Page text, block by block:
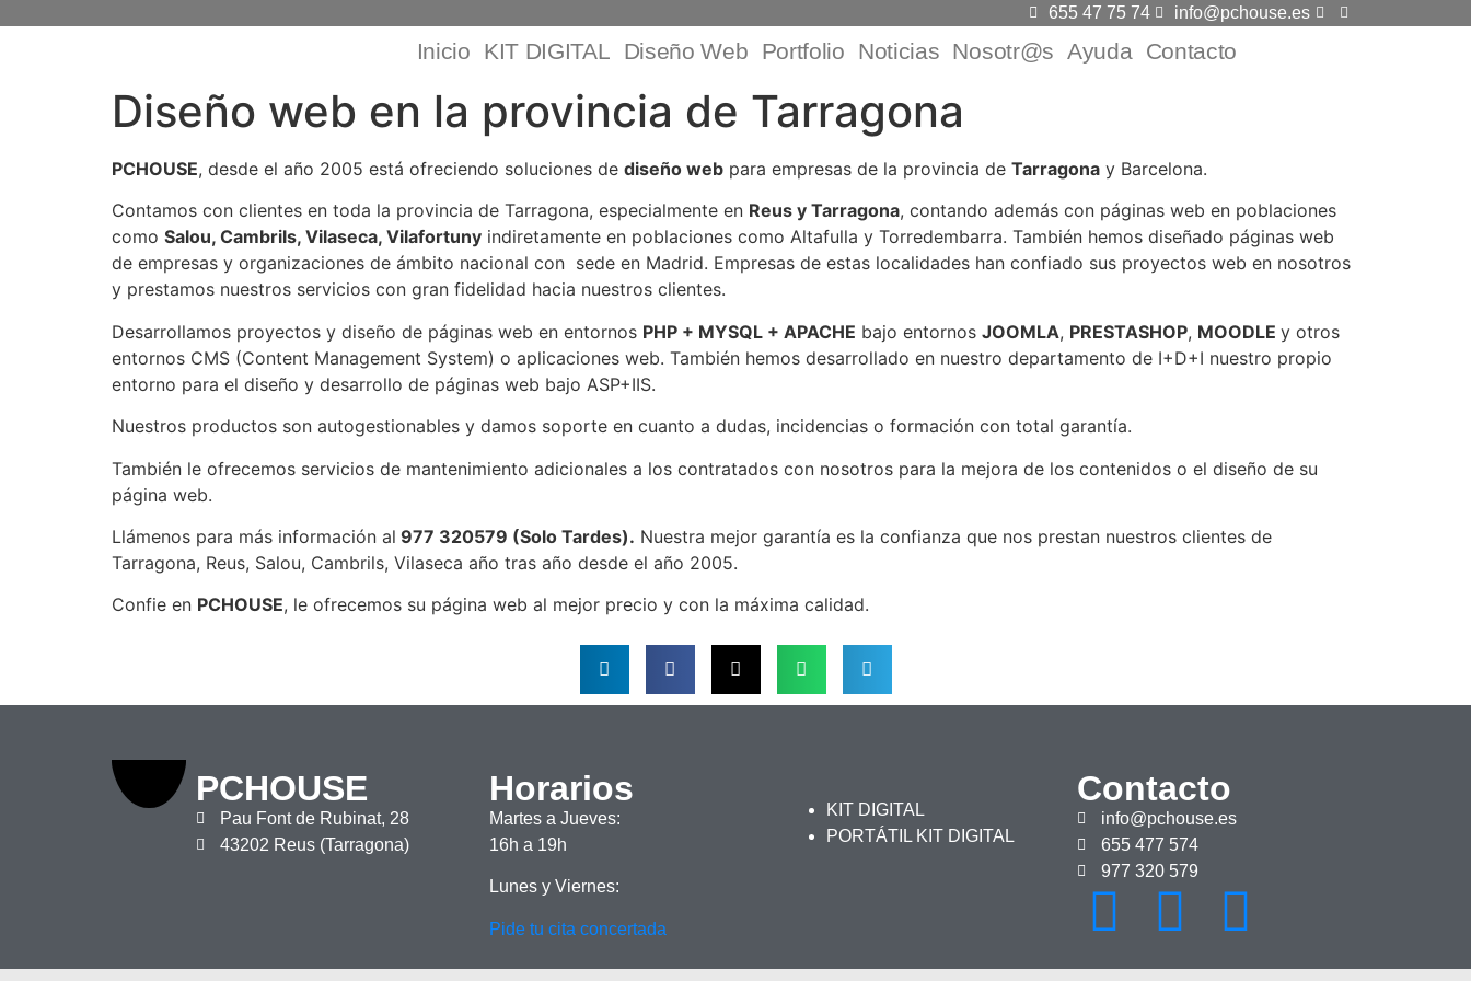
655 47 75 74 info@pchouse.es
Inicio KIT DIGITAL Diseño Web Portfolio Noticias Nosotr@s Ayuda Contacto
Diseño web en la provincia de Tarragona
PCHOUSE, desde el año 2005 está ofreciendo soluciones de diseño web para empresas de la provincia de Tarragona y Barcelona.
Contamos con clientes en toda la provincia de Tarragona, especialmente en Reus y Tarragona, contando además con páginas web en poblaciones
como Salou, Cambrils, Vilaseca, Vilafortuny indiretamente en poblaciones como Altafulla y Torredembarra. También hemos diseñado páginas web
de empresas y organizaciones de ámbito nacional con sede en Madrid. Empresas de estas localidades han confiado sus proyectos web en nosotros
y prestamos nuestros servicios con gran fidelidad hacia nuestros clientes.
Desarrollamos proyectos y diseño de páginas web en entornos PHP + MYSQL + APACHE bajo entornos JOOMLA, PRESTASHOP, MOODLE y otros
entornos CMS (Content Management System) o aplicaciones web. También hemos desarrollado en nuestro departamento de I+D+I nuestro propio
entorno para el diseño y desarrollo de páginas web bajo ASP+IIS.
Nuestros productos son autogestionables y damos soporte en cuanto a dudas, incidencias o formación con total garantía.
También le ofrecemos servicios de mantenimiento adicionales a los contratados con nosotros para la mejora de los contenidos o el diseño de su
página web.
Llámenos para más información al 977 320579 (Solo Tardes). Nuestra mejor garantía es la confianza que nos prestan nuestros clientes de
Tarragona, Reus, Salou, Cambrils, Vilaseca año tras año desde el año 2005.
Confie en PCHOUSE, le ofrecemos su página web al mejor precio y con la máxima calidad.
PCHOUSE
Pau Font de Rubinat, 28
43202 Reus (Tarragona)
Horarios
Martes a Jueves:
16h a 19h
Lunes y Viernes:
Pide tu cita concertada
KIT DIGITAL
PORTÁTIL KIT DIGITAL
Contacto
info@pchouse.es
655 477 574
977 320 579